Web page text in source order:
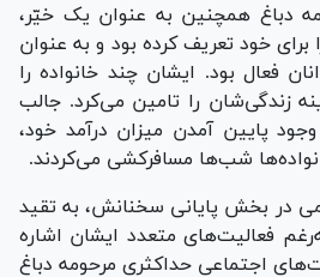
دباغ همچنین به عنوان یک خیّر،
برای خود تعریف کرده بود و به عنوان
فعال بود. ایشان چند خانواده را
زندگی‌شان را تامین می‌کرد. جالب
پایین آمدن میزان درآمد خود،
شب‌ها مسافرکشی می‌کردند.
در بخش پایانی سخنانش، به تقید
فعالیت‌های متعدد ایشان اشاره
اجتماعی حداکثری مرحومه دباغ